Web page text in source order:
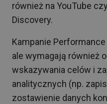
również na YouTube
Discovery.
Kampanie
ale wymagają również
wskazywania celów i
analitycznych (np.
zostawienie danych